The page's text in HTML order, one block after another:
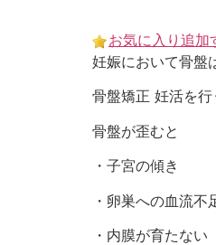
お気に入り追加
妊娠において骨盤
骨盤矯正 妊活を行
骨盤が歪むと
・子宮の傾き
・卵巣への血流不
・内膜が育たない